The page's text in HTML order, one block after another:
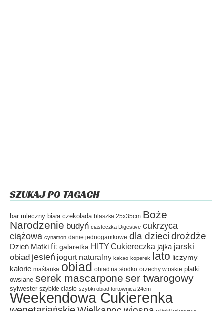
SZUKAJ PO TAGACH
bar mleczny biała czekolada blaszka 25x35cm Boże
Narodzenie budyń ciasteczka Digestive cukrzyca
ciążowa cynamon danie jednogarnkowe dla dzieci drożdże
Dzień Matki fit galaretka HITY Cukiereczka jajka jarski
obiad jesień jogurt naturalny kakao koperek lato liczymy
kalorie maślanka obiad obiad na słodko orzechy włoskie płatki
owsiane serek mascarpone ser twarogowy
sylwester szybkie ciasto szybki obiad tortownica 24cm
Weekendowa Cukierenka